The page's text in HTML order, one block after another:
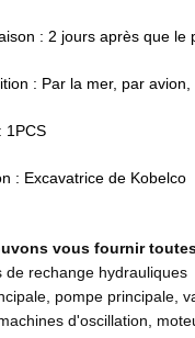
: 2 jours après que le
: Par la mer, par
1PCS
: Excavatrice de Kobelco
vous fournir
de rechange hydrauliques
pompe principale,
d'oscillation,